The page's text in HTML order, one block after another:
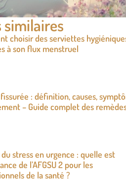
choisir des serviettes
à son flux menstruel
: définition, causes,
– Guide complet des
stress en urgence : quelle est
de l’AFGSU 2 pour les
de la santé ?